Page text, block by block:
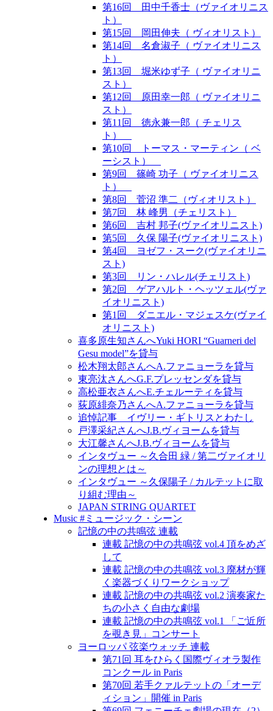
第16回 田中千香士（ヴァイオリニス
ト）
第15回 岡田伸夫（ ヴィオリスト）
第14回 名倉淑子（ ヴァイオリニス
ト）
第13回 堀米ゆず子（ ヴァイオリニ
スト）
第12回 原田幸一郎（ ヴァイオリニ
スト）
第11回 徳永兼一郎（ チェリス
ト）
第10回 トーマス・マーティン（ ベ
ーシスト）
第9回 篠崎 功子（ ヴァイオリニス
ト）
第8回 菅沼 準二（ヴィオリスト）
第7回 林 峰男（チェリスト）
第6回 吉村 邦子(ヴァイオリニスト)
第5回 久保 陽子(ヴァイオリニスト)
第4回 ヨゼフ・スーク(ヴァイオリニ
スト)
第3回 リン・ハレル(チェリスト)
第2回 ゲアハルト・ヘッツェル(ヴァ
イオリニスト)
第1回 ダニエル・マジェスケ(ヴァイ
オリニスト)
喜多原生知さんへYuki HORI “Guarneri del
Gesu model”を貸与
松木翔太郎さんへA.ファニョーラを貸与
東亮汰さんへG.F.プレッセンダを貸与
高松亜衣さんへE.チェルーティを貸与
荻原緋奈乃さんへA.ファニョーラを貸与
追悼記事 イヴリー・ギトリスとわたし
戸澤采紀さんへJ.B.ヴィヨームを貸与
大江馨さんへJ.B.ヴィヨームを貸与
インタヴュー ～久合田 緑 / 第二ヴァイオリ
ンの理想とは～
インタヴュー ～久保陽子 / カルテットに取
り組む理由～
JAPAN STRING QUARTET
Music #ミュージック・シーン
記憶の中の共鳴弦 連載
連載 記憶の中の共鳴弦 vol.4 頂をめざ
して
連載 記憶の中の共鳴弦 vol.3 廃材が輝
く楽器づくりワークショップ
連載 記憶の中の共鳴弦 vol.2 演奏家た
ちの小さく自由な劇場
連載 記憶の中の共鳴弦 vol.1 「ご近所
を覗き見」コンサート
ヨーロッパ 弦楽ウォッチ 連載
第71回 耳をひらく国際ヴィオラ製作
コンクール in Paris
第70回 若手クァルテットの「オーデ
ィション」開催 in Paris